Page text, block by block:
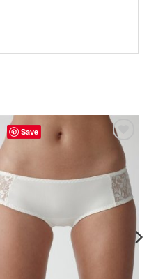
Save
verlanglijst
toevoegen